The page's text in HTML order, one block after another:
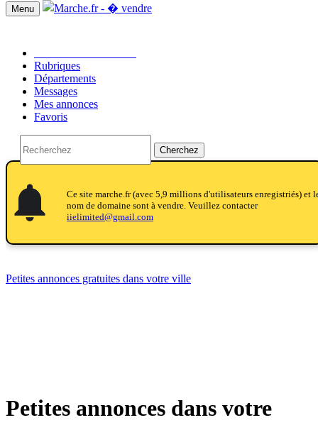
Menu
Rubriques
Départements
Messages
Mes annonces
Favoris
Cherchez
notifications
notifications
Ce site marche.fr (avec 5,9 millions d'utilisateurs enregistriés) et
nom de domaine sont à vendre. Veuillez contacter
iielimited@gmail.com
Petites annonces gratuites dans votre ville
Petites annonces dans votre